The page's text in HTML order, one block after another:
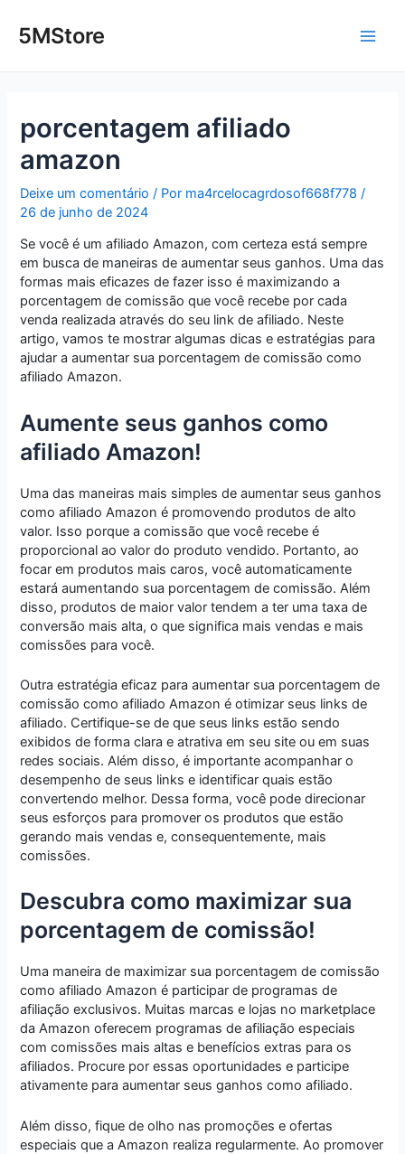
para5MStore
porcentagem afiliado
amazon
Deixe um comentário / Por ma4rcelocagrdosof668f778/
26 de junho de 2024
Se você é um afiliado Amazon, com certeza está sempre
em busca de maneiras de aumentar seus ganhos. Uma das
formas mais eficazes de fazer isso é maximizando a
porcentagem de comissão que você recebe por cada
venda realizada através do seu link de afiliado. Neste
artigo, vamos te mostrar algumas dicas e estratégias para
ajudar a aumentar sua porcentagem de comissão como
afiliado Amazon.
Aumente seus ganhos como
afiliado Amazon!
Uma das maneiras mais simples de aumentar seus ganhos
como afiliado Amazon é promovendo produtos de alto
valor. Isso porque a comissão que você recebe é
proporcional ao valor do produto vendido. Portanto, ao
focar em produtos mais caros, você automaticamente
estará aumentando sua porcentagem de comissão. Além
disso, produtos de maior valor tendem a ter uma taxa de
conversão mais alta, o que significa mais vendas e mais
comissões para você.
Outra estratégia eficaz para aumentar sua porcentagem de
comissão como afiliado Amazon é otimizar seus links de
afiliado. Certifique-se de que seus links estão sendo
exibidos de forma clara e atrativa em seu site ou em suas
redes sociais. Além disso, é importante acompanhar o
desempenho de seus links e identificar quais estão
convertendo melhor. Dessa forma, você pode direcionar
seus esforços para promover os produtos que estão
gerando mais vendas e, consequentemente, mais
comissões.
Descubra como maximizar sua
porcentagem de comissão!
Uma maneira de maximizar sua porcentagem de comissão
como afiliado Amazon é participar de programas de
afiliação exclusivos. Muitas marcas e lojas no marketplace
da Amazon oferecem programas de afiliação especiais
com comissões mais altas e benefícios extras para os
afiliados. Procure por essas oportunidades e participe
ativamente para aumentar seus ganhos como afiliado.
Além disso, fique de olho nas promoções e ofertas
especiais que a Amazon realiza regularmente. Ao promover
navigation